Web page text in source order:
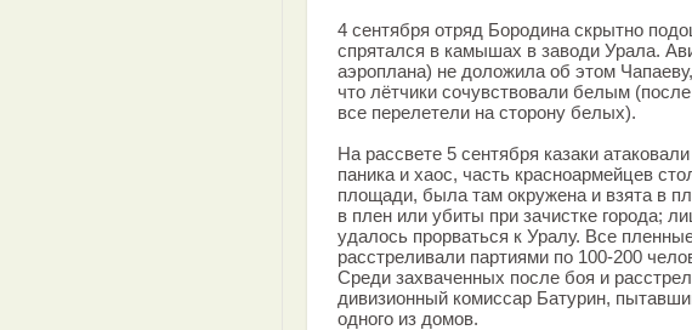
4 сентября отряд Бородина скрытно
спрятался в камышах в заводи Урала.
аэроплана) не доложила об этом
что лётчики сочувствовали белым
все перелетели на сторону белых).
На рассвете 5 сентября казаки
паника и хаос, часть красноармейцев
площади, была там окружена и взята в
в плен или убиты при зачистке города;
удалось прорваться к Уралу. Все
расстреливали партиями по 100-200
Среди захваченных после боя и
дивизионный комиссар Батурин,
одного из домов.